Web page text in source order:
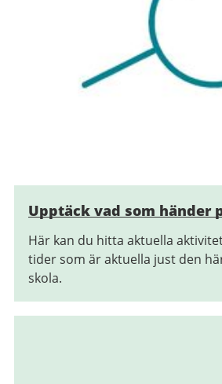
Upptäck vad som händer
Här kan du hitta aktuella
tider som är aktuella just den
skola.